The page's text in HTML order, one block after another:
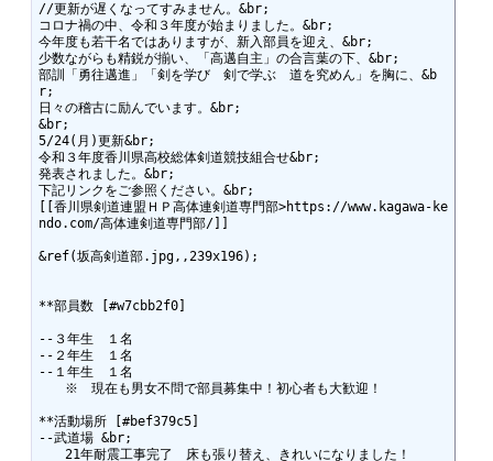
//更新が遅くなってすみません。&br;
コロナ禍の中、令和３年度が始まりました。&br;
今年度も若干名ではありますが、新入部員を迎え、&br;
少数ながらも精鋭が揃い、「高邁自主」の合言葉の下、&br;
部訓「勇往邁進」「剣を学び　剣で学ぶ　道を究めん」を胸に、&b
r;
日々の稽古に励んでいます。&br;
&br;
5/24(月)更新&br;
令和３年度香川県高校総体剣道競技組合せ&br;
発表されました。&br;
下記リンクをご参照ください。&br;
[[香川県剣道連盟ＨＰ高体連剣道専門部>https://www.kagawa-ke
ndo.com/高体連剣道専門部/]]
&ref(坂高剣道部.jpg,,239x196);
**部員数 [#w7cbb2f0]
--３年生　１名
--２年生　１名
--１年生　１名
※　現在も男女不問で部員募集中！初心者も大歓迎！
**活動場所 [#bef379c5]
--武道場 &br;
21年耐震工事完了　床も張り替え、きれいになりました！